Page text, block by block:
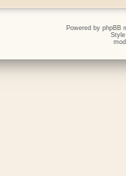
Powered by phpBB